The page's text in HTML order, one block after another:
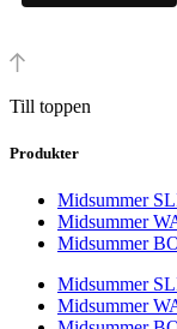
Till toppen
Produkter
Midsummer
Midsummer
Midsummer
Midsummer
Midsummer